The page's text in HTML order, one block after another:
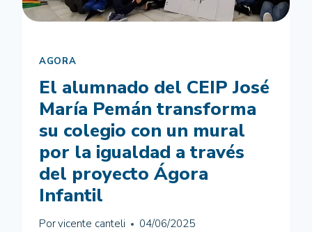
AGORA
El alumnado del CEIP José
María Pemán transforma
su colegio con un mural
por la igualdad a través
del proyecto Ágora
Infantil
Porvicente canteli 04/06/2025